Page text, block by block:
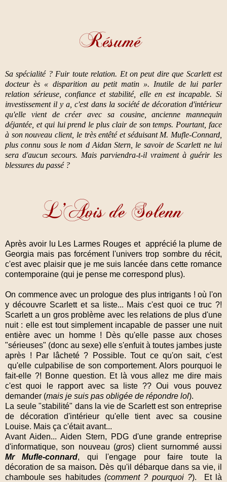
Sa spécialité ? Fuir toute relation. Et on peut dire que Scarlett est
docteur ès « disparition au petit matin ». Inutile de lui parler
relation sérieuse, confiance et stabilité, elle en est incapable. Si
investissement il y a, c'est dans la société de décoration d'intérieur
qu'elle vient de créer avec sa cousine, ancienne mannequin
déjantée, et qui lui prend le plus clair de son temps. Pourtant, face
à son nouveau client, le très entêté et séduisant M. Mufle-Connard,
plus connu sous le nom d Aidan Stern, le savoir de Scarlett ne lui
sera d'aucun secours. Mais parviendra-t-il vraiment à guérir les
blessures du passé ?
Après avoir lu Les Larmes Rouges et apprécié la plume de
Georgia mais pas forcément l'univers trop sombre du récit,
c'est avec plaisir que je me suis lancée dans cette romance
contemporaine (qui je pense me correspond plus).
On commence avec un prologue des plus intrigants ! où l'on
y découvre Scarlett et sa liste... Mais c'est quoi ce truc ?!
Scarlett a un gros problème avec les relations de plus d'une
nuit : elle est tout simplement incapable de passer une nuit
entière avec un homme ! Dès qu'elle passe aux choses
"sérieuses" (donc au sexe) elle s'enfuit à toutes jambes juste
après ! Par lâcheté ? Possible. Tout ce qu'on sait, c'est
qu'elle culpabilise de son comportement. Alors pourquoi le
fait-elle ?! Bonne question. Et là vous allez me dire mais
c'est quoi le rapport avec sa liste ?? Oui vous pouvez
demander (mais je suis pas obligée de répondre lol).
La seule "stabilité" dans la vie de Scarlett est son entreprise
de décoration d'intérieur qu'elle tient avec sa cousine
Louise. Mais ça c'était avant...
Avant Aiden... Aiden Stern, PDG d'une grande entreprise
d'informatique, son nouveau (gros) client surnommé aussi
Mr Mufle-connard, qui l'engage pour faire toute la
décoration de sa maison. Dès qu'il débarque dans sa vie, il
chamboule ses habitudes (comment ? pourquoi ?). Et là